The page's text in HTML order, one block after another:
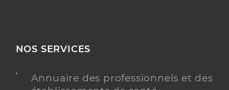
NOS SERVICES
Annuaire des professionnels et des